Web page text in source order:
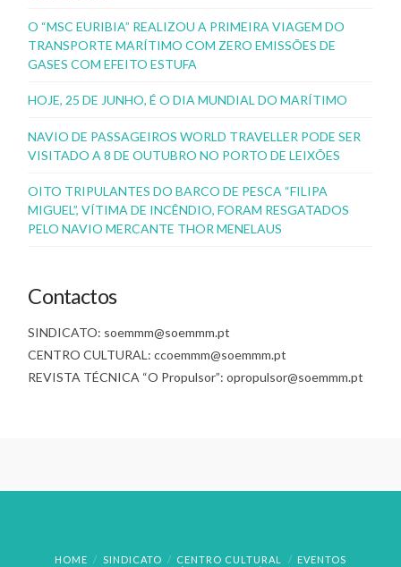
O “MSC EURIBIA” REALIZOU A PRIMEIRA VIAGEM DO
TRANSPORTE MARÍTIMO COM ZERO EMISSÕES DE
GASES COM EFEITO ESTUFA
HOJE, 25 DE JUNHO, É O DIA MUNDIAL DO MARÍTIMO
NAVIO DE PASSAGEIROS WORLD TRAVELLER PODE SER
VISITADO A 8 DE OUTUBRO NO PORTO DE LEIXÕES
OITO TRIPULANTES DO BARCO DE PESCA “FILIPA
MIGUEL”, VÍTIMA DE INCÊNDIO, FORAM RESGATADOS
PELO NAVIO MERCANTE THOR MENELAUS
Contactos
SINDICATO: soemmm@soemmm.pt
CENTRO CULTURAL: ccoemmm@soemmm.pt
REVISTA TÉCNICA “O Propulsor”: opropulsor@soemmm.pt
HOME SINDICATO CENTRO CULTURAL
EVENTOS